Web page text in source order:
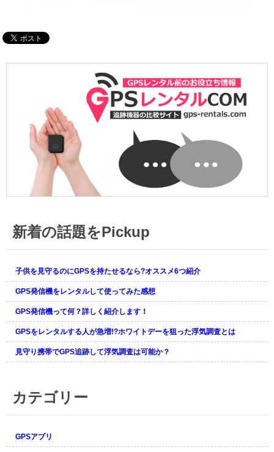
新着の話題をPickup
子供を見守るのにGPSを持たせるなら?オススメ6つ紹介
GPS発信機をレンタルして使ってみた感想
GPS発信機って何？詳しく紹介します！
GPSをレンタルする人が急増!?ホワイトデーを狙った浮気調査とは
見守り携帯でGPS追跡して浮気調査は可能か？
カテゴリー
GPSアプリ